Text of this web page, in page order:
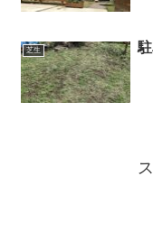
芝生